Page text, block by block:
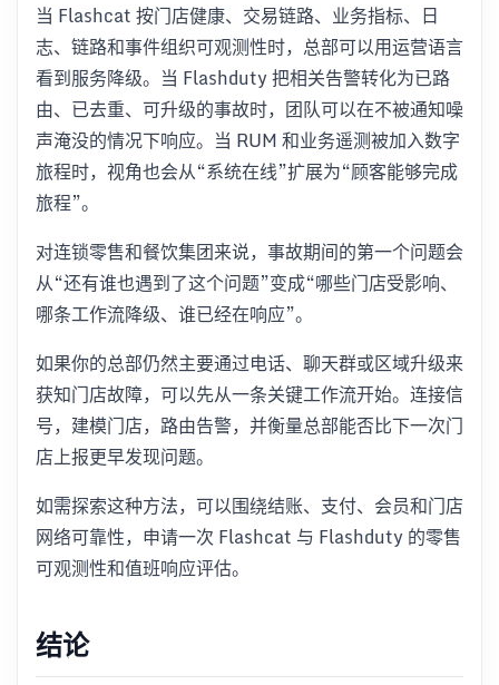
当 Flashcat 按门店健康、交易链路、业务指标、日
志、链路和事件组织可观测性时，总部可以用运营语言
看到服务降级。当 Flashduty 把相关告警转化为已路
由、已去重、可升级的事故时，团队可以在不被通知噪
声淹没的情况下响应。当 RUM 和业务遥测被加入数字
旅程时，视角也会从“系统在线”扩展为“顾客能够完成
旅程”。
对连锁零售和餐饮集团来说，事故期间的第一个问题会
从“还有谁也遇到了这个问题”变成“哪些门店受影响、
哪条工作流降级、谁已经在响应”。
如果你的总部仍然主要通过电话、聊天群或区域升级来
获知门店故障，可以先从一条关键工作流开始。连接信
号，建模门店，路由告警，并衡量总部能否比下一次门
店上报更早发现问题。
如需探索这种方法，可以围绕结账、支付、会员和门店
网络可靠性，申请一次 Flashcat 与 Flashduty 的零售
可观测性和值班响应评估。
结论